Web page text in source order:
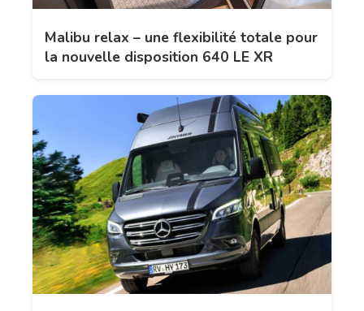
Malibu relax – une flexibilité totale pour
la nouvelle disposition 640 LE XR